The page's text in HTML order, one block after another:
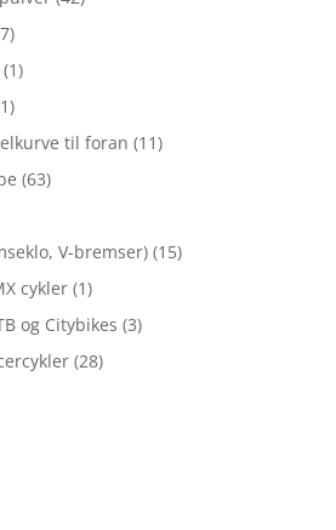
(1)
til foran (11)
(63)
V-bremser) (15)
cykler (1)
og Citybikes (3)
(28)